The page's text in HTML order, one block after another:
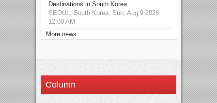
Destinations in South Korea
SEOUL, South Korea, Sun, Aug 9 2026
12:00 AM
More news
Column